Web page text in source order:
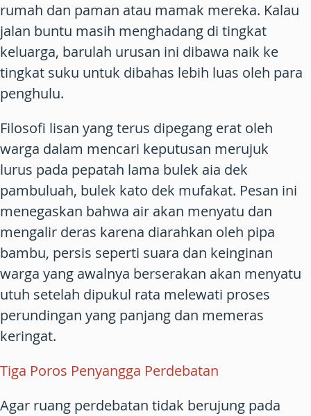
rumah dan paman atau mamak mereka. Kalau
jalan buntu masih menghadang di tingkat
keluarga, barulah urusan ini dibawa naik ke
tingkat suku untuk dibahas lebih luas oleh para
penghulu.
Filosofi lisan yang terus dipegang erat oleh
warga dalam mencari keputusan merujuk
lurus pada pepatah lama bulek aia dek
pambuluah, bulek kato dek mufakat. Pesan ini
menegaskan bahwa air akan menyatu dan
mengalir deras karena diarahkan oleh pipa
bambu, persis seperti suara dan keinginan
warga yang awalnya berserakan akan menyatu
utuh setelah dipukul rata melewati proses
perundingan yang panjang dan memeras
keringat.
Tiga Poros Penyangga Perdebatan
Agar ruang perdebatan tidak berujung pada